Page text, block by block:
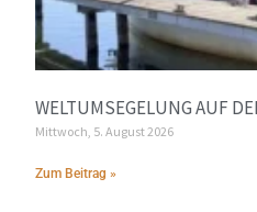
WELTUMSEGELUNG AUF
Mittwoch, 5. August 2026
Zum Beitrag »